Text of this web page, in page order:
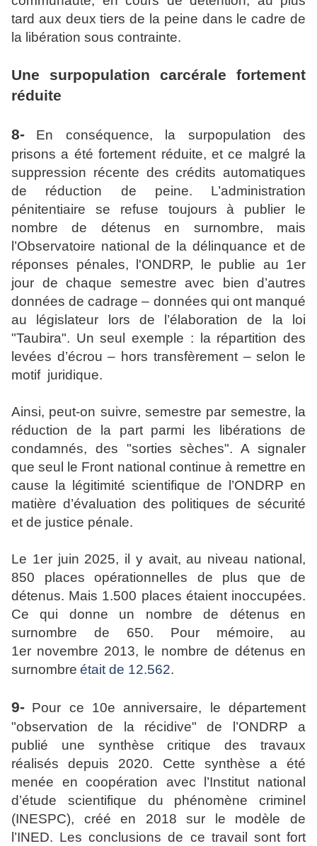
tard aux deux tiers de la peine dans le cadre de
la libération sous contrainte.
Une surpopulation carcérale fortement
réduite
8-
En conséquence, la surpopulation des
prisons a été fortement réduite, et ce malgré la
suppression récente des crédits automatiques
de réduction de peine. L’administration
pénitentiaire se refuse toujours à publier le
nombre de détenus en surnombre, mais
l’Observatoire national de la délinquance et de
réponses pénales, l'ONDRP, le publie au 1er
jour de chaque semestre avec bien d’autres
données de cadrage – données qui ont manqué
au législateur lors de l’élaboration de la loi
"Taubira". Un seul exemple : la répartition des
levées d’écrou – hors transfèrement – selon le
motif juridique.
Ainsi, peut-on suivre, semestre par semestre, la
réduction de la part parmi les libérations de
condamnés, des "sorties sèches". A signaler
que seul le Front national continue à remettre en
cause la légitimité scientifique de l’ONDRP en
matière d’évaluation des politiques de sécurité
et de justice pénale.
Le 1er juin 2025, il y avait, au niveau national,
850 places opérationnelles de plus que de
détenus. Mais 1.500 places étaient inoccupées.
Ce qui donne un nombre de détenus en
surnombre de 650. Pour mémoire, au
1er novembre 2013, le nombre de détenus en
surnombre était de 12.562.
9- Pour ce 10e anniversaire, le département
"observation de la récidive" de l’ONDRP a
publié une synthèse critique des travaux
réalisés depuis 2020. Cette synthèse a été
menée en coopération avec l’Institut national
d’étude scientifique du phénomène criminel
(INESPC), créé en 2018 sur le modèle de
l’INED. Les conclusions de ce travail sont fort